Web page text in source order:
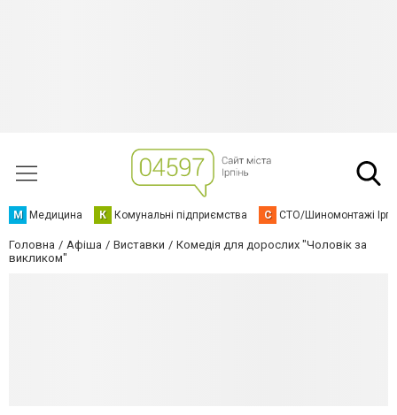
М Медицина К Комунальні підприємства С СТО/Шиномонтажі
Головна Афіша Виставки
Комедія для дорослих "Чоловік за
викликом"